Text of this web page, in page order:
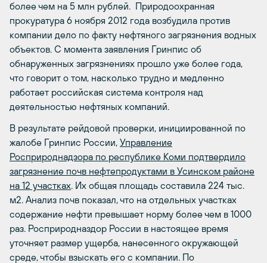
более чем на 5 млн рублей. Природоохранная
прокуратура 6 ноября 2012 года возбудила против
компании дело по факту нефтяного загрязнения водных
объектов. С момента заявления Гринпис об
обнаруженных загрязнениях прошло уже более года,
что говорит о том, насколько трудно и медленно
работает российская система контроля над
деятельностью нефтяных компаний.
В результате рейдовой проверки, инициированной по
жалобе Гринпис России, Управление
Росприроднадзора по республике Коми подтвердило
загрязнение почв нефтепродуктами в Усинском районе
на 12 участках. Их общая площадь составила 224 тыс.
м2. Анализ почв показал, что на отдельных участках
содержание нефти превышает норму более чем в 1000
раз. Росприродназдор России в настоящее время
уточняет размер ущерба, нанесенного окружающей
среде, чтобы взыскать его с компании. По